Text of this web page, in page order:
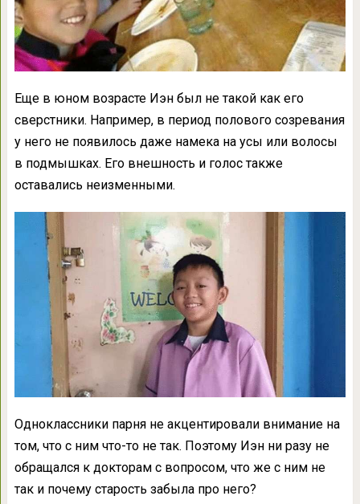
Еще в юном возрасте Иэн был не такой как его
сверстники. Например, в период полового созревания
у него не появилось даже намека на усы или волосы
в подмышках. Его внешность и голос также
оставались неизменными.
Одноклассники парня не акцентировали внимание на
том, что с ним что-то не так. Поэтому Иэн ни разу не
обращался к докторам с вопросом, что же с ним не
так и почему старость забыла про него?